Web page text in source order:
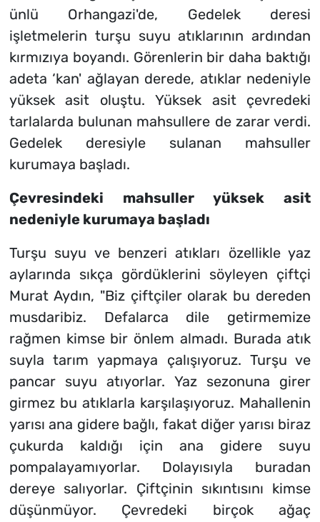
ünlü Orhangazi'de, Gedelek deresi
işletmelerin turşu suyu atıklarının ardından
kırmızıya boyandı. Görenlerin bir daha baktığı
adeta ‘kan' ağlayan derede, atıklar nedeniyle
yüksek asit oluştu. Yüksek asit çevredeki
tarlalarda bulunan mahsullere de zarar verdi.
Gedelek deresiyle sulanan mahsuller
kurumaya başladı.
Çevresindeki mahsuller yüksek asit
nedeniyle kurumaya başladı
Turşu suyu ve benzeri atıkları özellikle yaz
aylarında sıkça gördüklerini söyleyen çiftçi
Murat Aydın, "Biz çiftçiler olarak bu dereden
musdaribiz. Defalarca dile getirmemize
rağmen kimse bir önlem almadı. Burada atık
suyla tarım yapmaya çalışıyoruz. Turşu ve
pancar suyu atıyorlar. Yaz sezonuna girer
girmez bu atıklarla karşılaşıyoruz. Mahallenin
yarısı ana gidere bağlı, fakat diğer yarısı biraz
çukurda kaldığı için ana gidere suyu
pompalayamıyorlar. Dolayısıyla buradan
dereye salıyorlar. Çiftçinin sıkıntısını kimse
düşünmüyor. Çevredeki birçok ağaç